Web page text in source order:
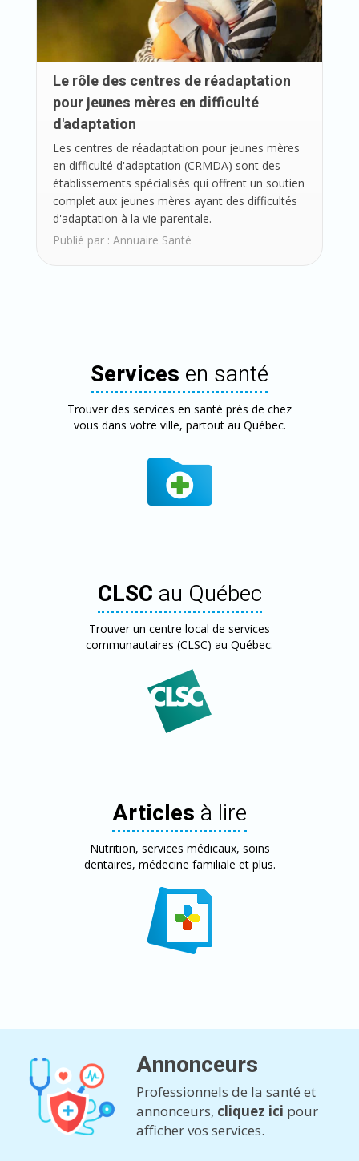
Le rôle des centres de réadaptation
pour jeunes mères en difficulté
d'adaptation
Les centres de réadaptation pour jeunes mères
en difficulté d'adaptation (CRMDA) sont des
établissements spécialisés qui offrent un soutien
complet aux jeunes mères ayant des difficultés
d'adaptation à la vie parentale.
Publié par : Annuaire Santé
Services en santé
Trouver des services en santé près de chez
vous dans votre ville, partout au Québec.
CLSC au Québec
Trouver un centre local de services
communautaires (CLSC) au Québec.
Articles à lire
Nutrition, services médicaux, soins
dentaires, médecine familiale et plus.
Annonceurs
Professionnels de la santé et
annonceurs, cliquez ici pour
afficher vos services.